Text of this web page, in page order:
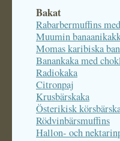
Bakat
Rabarbermuffins
Muumin
Momas karibiska
Banankaka med
Radiokaka
Citronpaj
Krusbärskaka
Österikisk
Rödvinbärsmuffins
Hallon- och